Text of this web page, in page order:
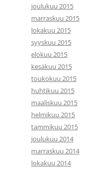
joulukuu 2015
marraskuu 2015
lokakuu 2015
syyskuu 2015
elokuu 2015
kesäkuu 2015
toukokuu 2015
huhtikuu 2015
maaliskuu 2015
helmikuu 2015
tammikuu 2015
joulukuu 2014
marraskuu 2014
lokakuu 2014